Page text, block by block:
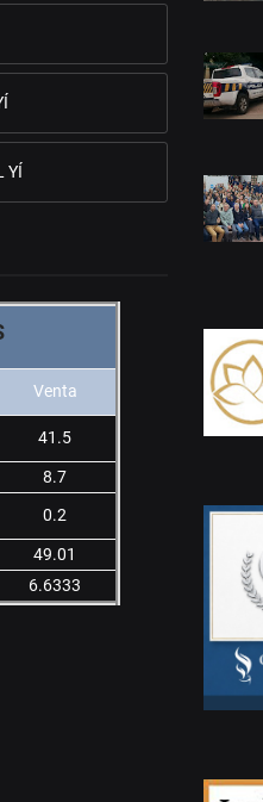
YÍ
Venta
41.5
8.7
0.2
49.01
6.6333